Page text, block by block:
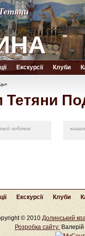
Екскурсії Клуби
Тетяни
чобіток
Екскурсії Клуби
© 2010 Долинський
Розробка cайту: